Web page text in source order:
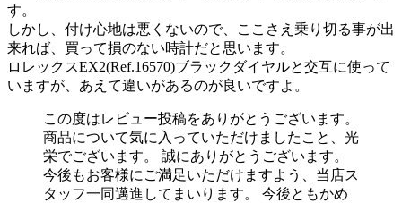
す。
しかし、付け心地は悪くないので、ここさえ乗り切る事が出
来れば、買って損のない時計だと思います。
ロレックスEX2(Ref.16570)ブラックダイヤルと交互に使って
いますが、あえて違いがあるのが良いですよ。
この度はレビュー投稿をありがとうございます。
商品について気に入っていただけましたこと、光
栄でございます。 誠にありがとうございます。
今後もお客様にご満足いただけますよう、当店ス
タッフ一同邁進してまいります。 今後ともかめ